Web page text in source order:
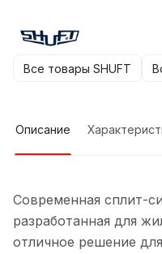
Все товары SHUFT
Описание
Современная сплит-
разработанная для
отличное решение